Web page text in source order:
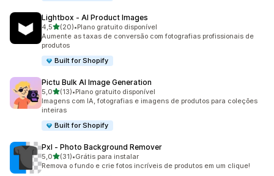
Lightbox ‑ AI Product Images
4,5de 5 estrelas
(20)
20 avaliações ao todo
•Plano gratuito disponível
Aumente as taxas de conversão com fotografias profissionais de
produtos
Built for Shopify
Pictu Bulk AI Image Generation
5,0de 5 estrelas
(13)
13 avaliações ao todo
•Plano gratuito disponível
Imagens com IA, fotografias e imagens de produtos para coleções
inteiras
Built for Shopify
Pxl ‑ Photo Background Remover
5,0de 5 estrelas
(31)
31 avaliações ao todo
•Grátis para instalar
Remova o fundo e crie fotos incríveis de produtos em um clique!